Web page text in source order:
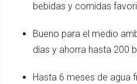
bebidas y comidas
Bueno para el medio
días y ahorra hasta 200
Hasta 6 meses de agua